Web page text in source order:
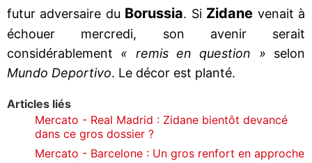
futur adversaire du Borussia. Si Zidane venait à
échouer mercredi, son avenir serait
considérablement « remis en question » selon
Mundo Deportivo. Le décor est planté.
Articles liés
Mercato - Real Madrid : Zidane bientôt devancé
dans ce gros dossier ?
Mercato - Barcelone : Un gros renfort en approche